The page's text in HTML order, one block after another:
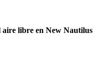
aire libre en New Nautilus